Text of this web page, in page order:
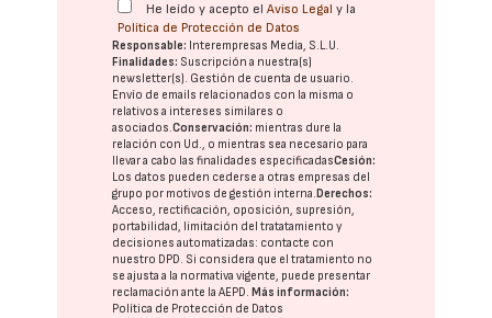
He leído y acepto elAviso Legal y la
Política de Protección de Datos
Responsable: Interempresas Media, S.L.U.
Finalidades: Suscripción a nuestra(s)
newsletter(s). Gestión de cuenta de usuario.
Envío de emails relacionados con la misma o
relativos a intereses similares o
asociados.Conservación: mientras dure la
relación con Ud., o mientras sea necesario para
llevar a cabo las finalidades especificadasCesión:
Los datos pueden cederse a otras empresas del
grupo por motivos de gestión interna. Derechos:
Acceso, rectificación, oposición, supresión,
portabilidad, limitación del tratatamiento y
decisiones automatizadas: contacte con
nuestro DPD. Si considera que el tratamiento no
se ajusta a la normativa vigente, puede presentar
reclamación ante laAEPD. Más información:
Política de Protección de Datos